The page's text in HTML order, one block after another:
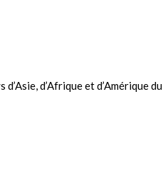
d’Afrique et d’Amérique du